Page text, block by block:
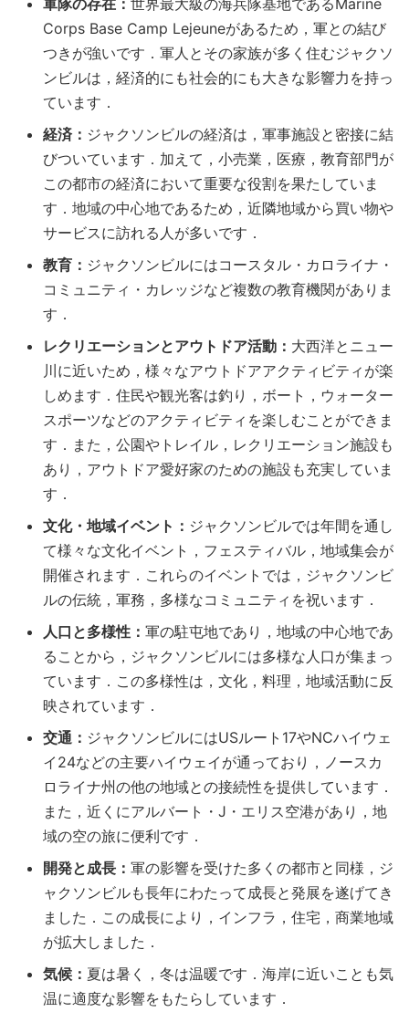
軍隊の存在： 世界最大級の海兵隊基地であるMarine
Corps Base Camp Lejeuneがあるため，軍との結び
つきが強いです．軍人とその家族が多く住むジャクソ
ンビルは，経済的にも社会的にも大きな影響力を持っ
ています．
経済： ジャクソンビルの経済は，軍事施設と密接に結
びついています．加えて，小売業，医療，教育部門が
この都市の経済において重要な役割を果たしていま
す．地域の中心地であるため，近隣地域から買い物や
サービスに訪れる人が多いです．
教育： ジャクソンビルにはコースタル・カロライナ・
コミュニティ・カレッジなど複数の教育機関がありま
す．
レクリエーションとアウトドア活動： 大西洋とニュー
川に近いため，様々なアウトドアアクティビティが楽
しめます．住民や観光客は釣り，ボート，ウォーター
スポーツなどのアクティビティを楽しむことができま
す．また，公園やトレイル，レクリエーション施設も
あり，アウトドア愛好家のための施設も充実していま
す．
文化・地域イベント： ジャクソンビルでは年間を通し
て様々な文化イベント，フェスティバル，地域集会が
開催されます．これらのイベントでは，ジャクソンビ
ルの伝統，軍務，多様なコミュニティを祝います．
人口と多様性： 軍の駐屯地であり，地域の中心地であ
ることから，ジャクソンビルには多様な人口が集まっ
ています．この多様性は，文化，料理，地域活動に反
映されています．
交通： ジャクソンビルにはUSルート17やNCハイウェ
イ24などの主要ハイウェイが通っており，ノースカ
ロライナ州の他の地域との接続性を提供しています．
また，近くにアルバート・J・エリス空港があり，地
域の空の旅に便利です．
開発と成長： 軍の影響を受けた多くの都市と同様，ジ
ャクソンビルも長年にわたって成長と発展を遂げてき
ました．この成長により，インフラ，住宅，商業地域
が拡大しました．
気候： 夏は暑く，冬は温暖です．海岸に近いことも気
温に適度な影響をもたらしています．